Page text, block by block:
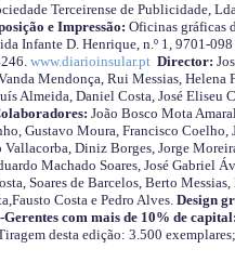
Terceirense de Publicidade,
e Impressão: Oficinas gráficas
Infante D. Henrique, n.º 1, 9701-
www.diarioinsular.pt Director:
Mendonça, Rui Messias, Helena
Almeida, Daniel Costa, José Eliseu
João Bosco Mota
Gustavo Moura, Francisco Coelho,
Diniz Borges, Jorge
Machado Soares, José Gabriel
Soares de Barcelos, Berto
Costa e Pedro Alves.Design
Gerentes com mais de 10% de capital:
desta edição: 3.500 exemplares;